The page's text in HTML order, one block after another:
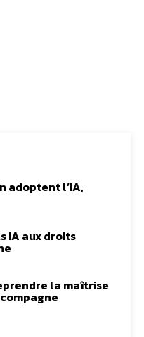
adoptent l’IA,
IA aux droits
la maîtrise